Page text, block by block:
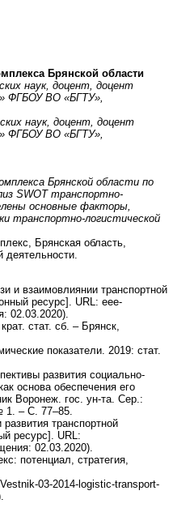
Брянской области
наук, доцент, доцент
ФГБОУ ВО «БГТУ»,
наук, доцент, доцент
ФГБОУ ВО «БГТУ»,
Брянской области по
SWOTтранспортно-
основные факторы,
транспортно-логистической
Брянская область,
деятельности.
и взаимовлиянии транспортной
ресурс]. URL: eee-
02.03.2020).
стат. сб. – Брянск,
показатели. 2019: стат.
развития социально-
основа обеспечения его
Воронеж. гос. ун-та. Сер.:
1. – С. 77–85.
транспортной
ресурс]. URL:
02.03.2020).
потенциал, стратегия,
03-2014-logistic-transport-